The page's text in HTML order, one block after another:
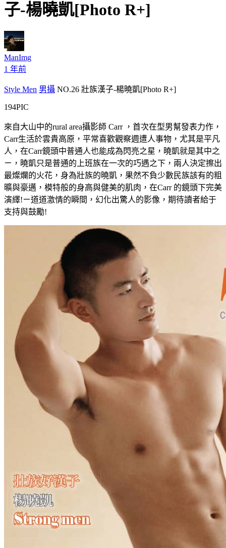
子-楊曉凱[Photo R+]
ManImg
1 年前
Style Men 男攝 NO.26 壯族漢子-楊曉凱[Photo R+]
194PIC
來自大山中的rural area攝影師 Carr ，首次在型男幫發表力作，
Carr生活於雲貴高原，平常喜歡觀察週遭人事物，尤其是平凡
人，在Carr鏡頭中普通人也能成為閃亮之星，曉凱就是其中之
ㄧ，曉凱只是普通的上班族在一次的巧遇之下，兩人決定擦出
最燦爛的火花，身為壯族的曉凱，果然不負少數民族該有的粗
曠與豪邁，模特般的身高與健美的肌肉，在Carr 的鏡頭下完美
演繹!ㄧ道道激情的瞬間，幻化出驚人的影像，期待讀者給于
支持與鼓勵!